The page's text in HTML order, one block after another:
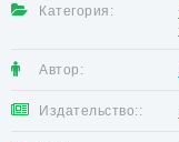
Категория:
Автор:
Издательство::